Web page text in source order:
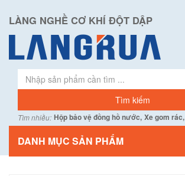
LÀNG NGHỀ CƠ KHÍ ĐỘT DẬP
Tìm nhiều: Hộp bảo vệ đồng hồ nước, Xe gom rác,
DANH MỤC SẢN PHẨM